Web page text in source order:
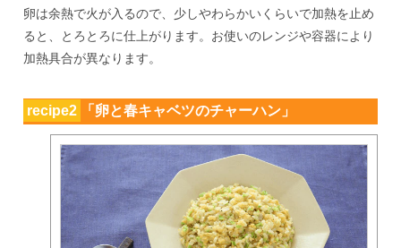
卵は余熱で火が入るので、少しやわらかいくらいで加熱を止め
ると、とろとろに仕上がります。お使いのレンジや容器により
加熱具合が異なります。
recipe2 「卵と春キャベツのチャーハン」